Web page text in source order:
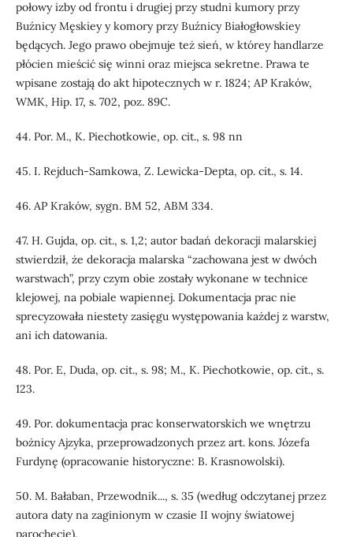
połowy izby od frontu i drugiej przy studni kumory przy
Buźnicy Męskiey y komory przy Buźnicy Białogłowskiey
będących. Jego prawo obejmuje też sień, w którey handlarze
płócien mieścić się winni oraz miejsca sekretne. Prawa te
wpisane zostają do akt hipotecznych w r. 1824; AP Kraków,
WMK, Hip. 17, s. 702, poz. 89C.
44. Por. M., K. Piechotkowie, op. cit., s. 98 nn
45. I. Rejduch-Samkowa, Z. Lewicka-Depta, op. cit., s. 14.
46. AP Kraków, sygn. BM 52, ABM 334.
47. H. Gujda, op. cit., s. 1,2; autor badań dekoracji malarskiej
stwierdził, że dekoracja malarska “zachowana jest w dwóch
warstwach”, przy czym obie zostały wykonane w technice
klejowej, na pobiale wapiennej. Dokumentacja prac nie
sprecyzowała niestety zasięgu występowania każdej z warstw,
ani ich datowania.
48. Por. E, Duda, op. cit., s. 98; M., K. Piechotkowie, op. cit., s.
123.
49. Por. dokumentacja prac konserwatorskich we wnętrzu
bożnicy Ajzyka, przeprowadzonych przez art. kons. Józefa
Furdynę (opracowanie historyczne: B. Krasnowolski).
50. M. Bałaban, Przewodnik..., s. 35 (według odczytanej przez
autora daty na zaginionym w czasie II wojny światowej
parochecie).